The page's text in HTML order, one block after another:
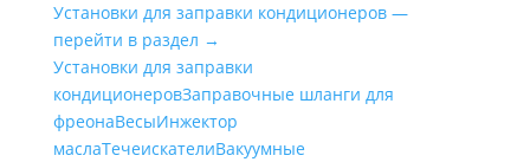
Установки для заправки кондиционеров —
перейти в раздел →
Установки для заправки
кондиционеровЗаправочные шланги для
фреонаВесыИнжектор
маслаТечеискателиВакуумные